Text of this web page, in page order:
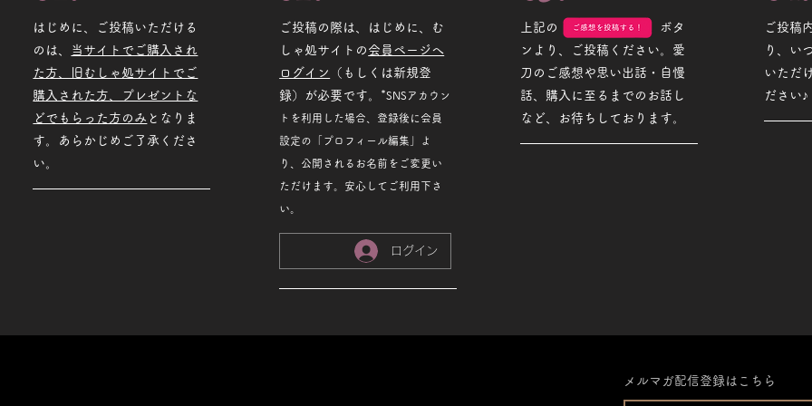
はじめに、ご投稿いただける
のは、
当サイトでご購入され
た方、旧むしゃ処サイトでご
購入された方、プレゼントな
どでもらった方のみ となりま
す。あらかじめご了承くださ
い。
ご投稿の際は、はじめに、む
しゃ処サイトの 会員ページへ
ログイン
（もしくは新規登
録）が必要です。*SNSアカウン
トを利用した場合、登録後に会員
設定の「プロフィール編集」よ
り、公開されるお名前をご変更い
ただけます。安心してご利用下さ
い。
ログイン
上記の ボタ
ンより、ご投稿ください。愛
刀のご感想や思い出話・自慢
話、購入に至るまでのお話し
など、お待ちしております。
ご投稿
り、い
いただ
ださい♪
メルマガ配信登録はこちら